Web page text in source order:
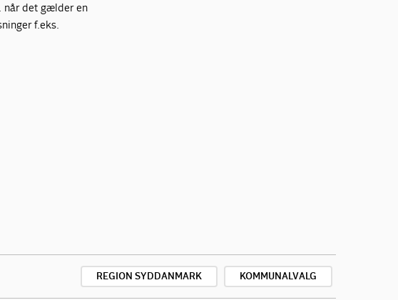
når det gælder en
f.eks.
REGION SYDDANMARK KOMMUNALVALG